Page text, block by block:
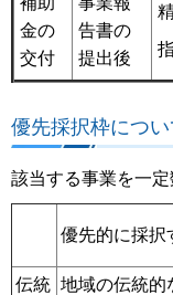
金の
交付
告書の
提出後
優先採択枠につい
該当する事業を一定
優先的に採択
伝統 地域の伝統的